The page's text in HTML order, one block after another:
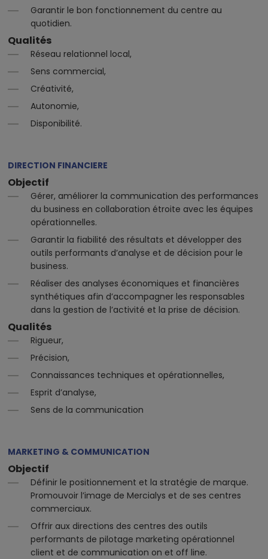
Garantir le bon fonctionnement du centre au
quotidien.
Qualités
Réseau relationnel local,
Sens commercial,
Créativité,
Autonomie,
Disponibilité.
DIRECTION FINANCIERE
Objectif
Gérer, améliorer la communication des performances
du business en collaboration étroite avec les équipes
opérationnelles.
Garantir la fiabilité des résultats et développer des
outils performants d’analyse et de décision pour le
business.
Réaliser des analyses économiques et financières
synthétiques afin d’accompagner les responsables
dans la gestion de l’activité et la prise de décision.
Qualités
Rigueur,
Précision,
Connaissances techniques et opérationnelles,
Esprit d’analyse,
Sens de la communication
MARKETING & COMMUNICATION
Objectif
Définir le positionnement et la stratégie de marque.
Promouvoir l’image de Mercialys et de ses centres
commerciaux.
Offrir aux directions des centres des outils
performants de pilotage marketing opérationnel
client et de communication on et off line.